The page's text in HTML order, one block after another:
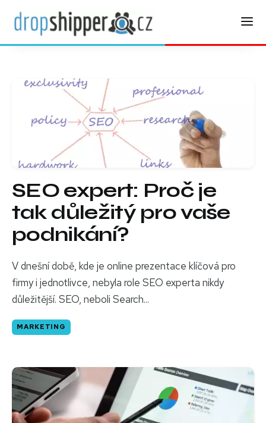
SEO expert: Proč je
tak důležitý pro vaše
podnikání?
V dnešní době, kde je online prezentace klíčová pro
firmy i jednotlivce, nebyla role SEO experta nikdy
důležitější. SEO, neboli Search...
MARKETING